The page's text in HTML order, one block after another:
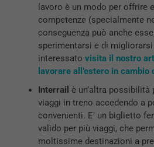
lavoro è un modo per offrire
competenze (specialmente
conseguenza può anche
sperimentarsi e di migliorarsi
interessato visita il nostro
lavorare all’estero in
Interrail è un’altra
viaggi in treno accedendo a
convenienti. E’ un biglietto
valido per più viaggi, che
moltissime destinazioni a